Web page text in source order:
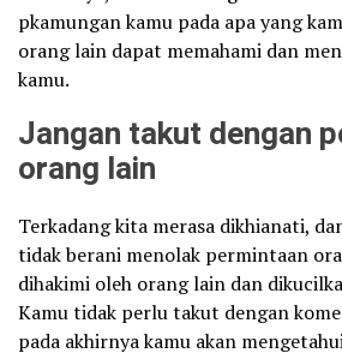
pkamungan kamu pada apa yang
orang lain dapat memahami dan
kamu.
Jangan takut dengan
orang lain
Terkadang kita merasa dikhianati,
tidak berani menolak permintaan
dihakimi oleh orang lain dan
Kamu tidak perlu takut dengan
pada akhirnya kamu akan